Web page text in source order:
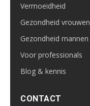
Vermoeidheid
Gezondheid vrouwen
Gezondheid mannen
Voor professionals
Blog & kennis
CONTACT